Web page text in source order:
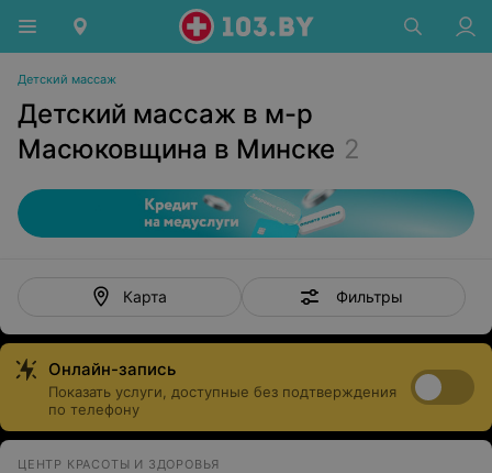
Детский массаж
Детский массаж в м-р
Масюковщина в Минске 2
Карта Фильтры
Онлайн-запись
Показать услуги, доступные без подтверждения
по телефону
ЦЕНТР КРАСОТЫ И ЗДОРОВЬЯ